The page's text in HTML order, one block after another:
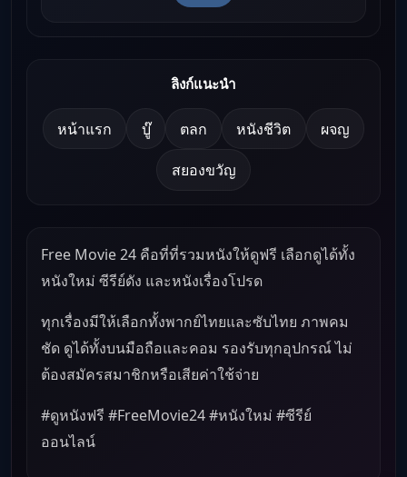
ลิงก์แนะนำ
หน้าแรก บู๊ ตลก หนังชีวิต ผจญ
สยองขวัญ
Free Movie 24 คือที่ที่รวมหนังให้ดูฟรี เลือกดูได้ทั้ง
หนังใหม่ ซีรีย์ดัง และหนังเรื่องโปรด
ทุกเรื่องมีให้เลือกทั้งพากย์ไทยและซับไทย ภาพคม
ชัด ดูได้ทั้งบนมือถือและคอม รองรับทุกอุปกรณ์ ไม่
ต้องสมัครสมาชิกหรือเสียค่าใช้จ่าย
#ดูหนังฟรี #FreeMovie24 #หนังใหม่ #ซีรีย์
ออนไลน์